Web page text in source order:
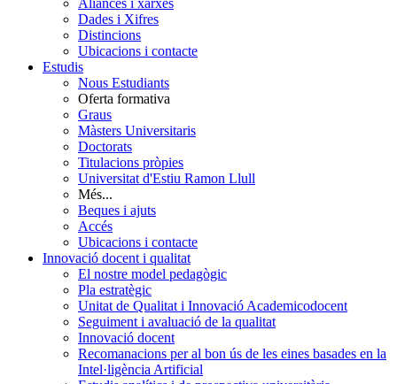
Dades i Xifres
Distincions
Ubicacions i contacte
Estudis
Nous Estudiants
Oferta formativa
Graus
Màsters Universitaris
Doctorats
Titulacions pròpies
Universitat d'Estiu Ramon Llull
Més...
Beques i ajuts
Accés
Ubicacions i contacte
Innovació docent i qualitat
El nostre model pedagògic
Pla estratègic
Unitat de Qualitat i Innovació Academicodocent
Seguiment i avaluació de la qualitat
Innovació docent
Recomanacions per al bon ús de les eines basades en la
Intel·ligència Artificial